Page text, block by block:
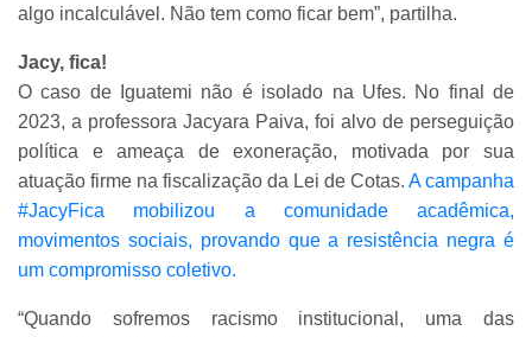
algo incalculável. Não tem como ficar bem”, partilha.
Jacy, fica!
O caso de Iguatemi não é isolado na Ufes. No final de
2023, a professora Jacyara Paiva, foi alvo de perseguição
política e ameaça de exoneração, motivada por sua
atuação firme na fiscalização da Lei de Cotas. A campanha
#JacyFica mobilizou a comunidade acadêmica,
movimentos sociais, provando que a resistência negra é
um compromisso coletivo.
“Quando sofremos racismo institucional, uma das